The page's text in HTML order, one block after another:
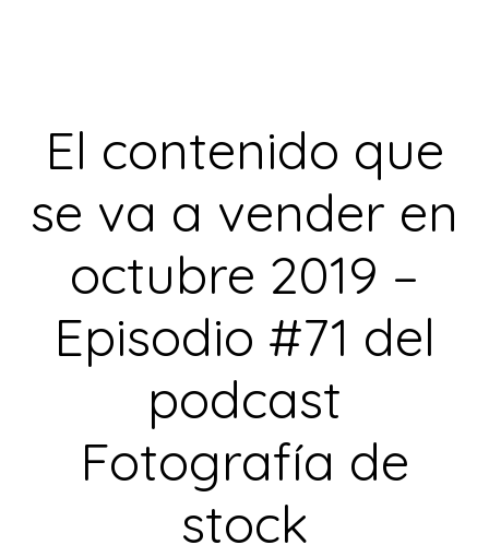
El contenido que
se va a vender en
octubre 2019 –
Episodio #71 del
podcast
Fotografía de
stock